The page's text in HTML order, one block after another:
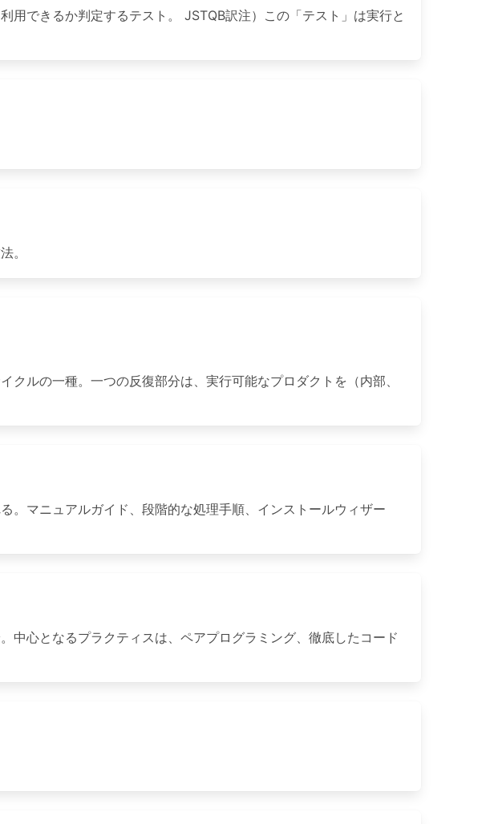
用できるか判定するテスト。 JSTQB訳注）この「テスト」は実行と
。
ルの一種。一つの反復部分は、実行可能なプロダクトを（内部、
。マニュアルガイド、段階的な処理手順、インストールウィザー
中心となるプラクティスは、ペアプログラミング、徹底したコード